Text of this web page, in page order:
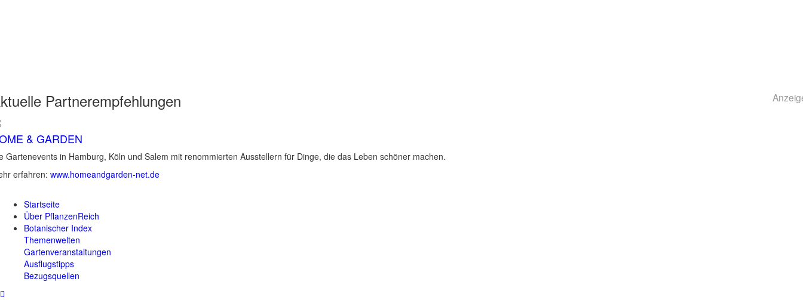
Partnerempfehlungen
& GARDEN
Gartenevents in Hamburg, Köln und Salem mit renommierten Ausstellern für Dinge, die das Leben schöner machen.
erfahren: www.homeandgarden-net.de
Startseite
Über PflanzenReich
Botanischer Index
Themenwelten
Gartenveranstaltungen
Ausflugstipps
Bezugsquellen